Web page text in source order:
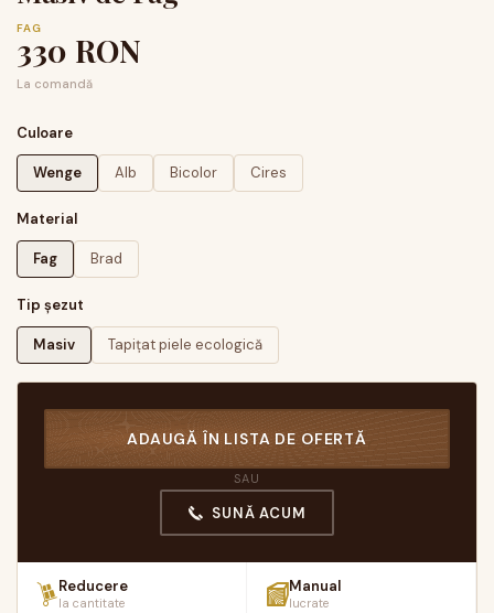
FAG
330 RON
La comandă
Culoare
Wenge Alb Bicolor Cires
Material
Fag Brad
Tip șezut
Masiv Tapițat piele ecologică
ADAUGĂ ÎN LISTA DE OFERTĂ
SAU
SUNĂ ACUM
Reducere
la cantitate
Manual
lucrate